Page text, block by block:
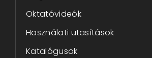
Oktatóvideók
Használati utasítások
Katalógusok